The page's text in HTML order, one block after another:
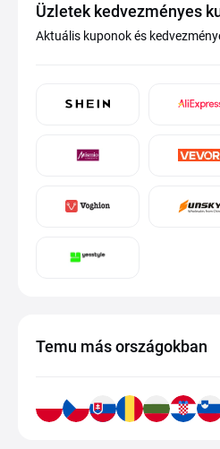
Üzletek kedvezményes
Aktuális kuponok és
Temu más országokban